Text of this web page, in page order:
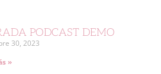
PODCAST DEMO
30, 2023
»